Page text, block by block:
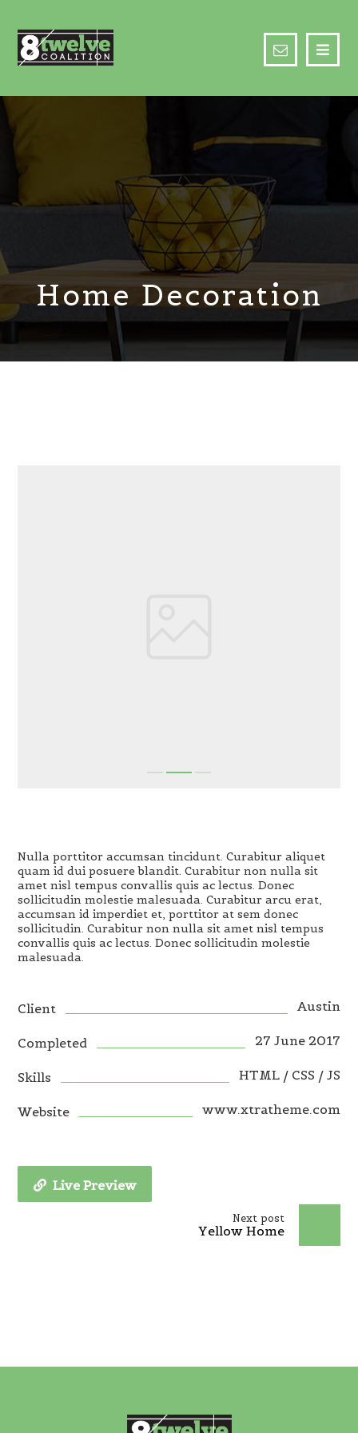
Home Decoration
Nulla porttitor accumsan tincidunt. Curabitur aliquet
quam id dui posuere blandit. Curabitur non nulla sit
amet nisl tempus convallis quis ac lectus. Donec
sollicitudin molestie malesuada. Curabitur arcu erat,
accumsan id imperdiet et, porttitor at sem donec
sollicitudin. Curabitur non nulla sit amet nisl tempus
convallis quis ac lectus. Donec sollicitudin molestie
malesuada.
Client Austin
Completed 27 June 2017
Skills HTML / CSS / JS
Website www.xtratheme.com
Live Preview
Next post
Yellow Home